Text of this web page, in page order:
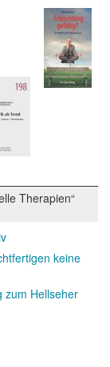
Therapien“
keine
zum Hellseher